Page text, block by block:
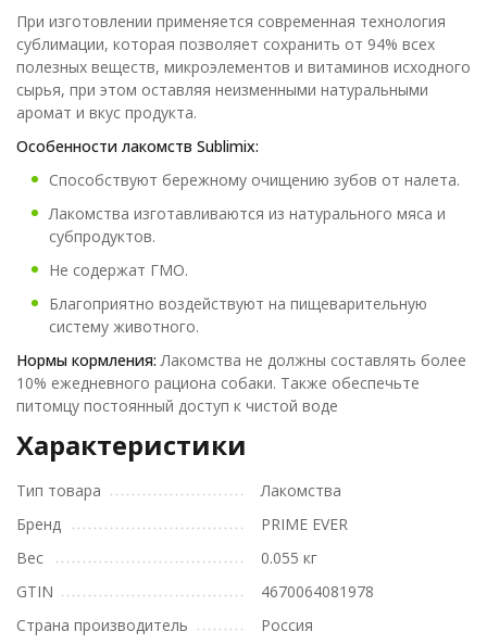
При изготовлении применяется современная технология
сублимации, которая позволяет сохранить от 94% всех
полезных веществ, микроэлементов и витаминов исходного
сырья, при этом оставляя неизменными натуральными
аромат и вкус продукта.
Особенности лакомств Sublimix:
Способствуют бережному очищению зубов от налета.
Лакомства изготавливаются из натурального мяса и
субпродуктов.
Не содержат ГМО.
Благоприятно воздействуют на пищеварительную
систему животного.
Нормы кормления: Лакомства не должны составлять более
10% ежедневного рациона собаки. Также обеспечьте
питомцу постоянный доступ к чистой воде
Характеристики
Тип товара
Лакомства
Бренд
PRIME EVER
Вес
0.055 кг
GTIN
4670064081978
Страна производитель
Россия